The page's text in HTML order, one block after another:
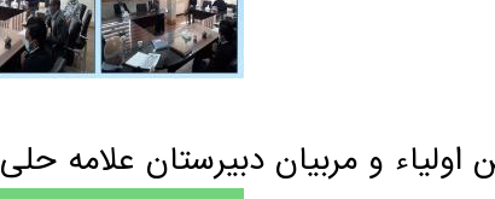
و مربیان دبیرستان علامه حلی 4